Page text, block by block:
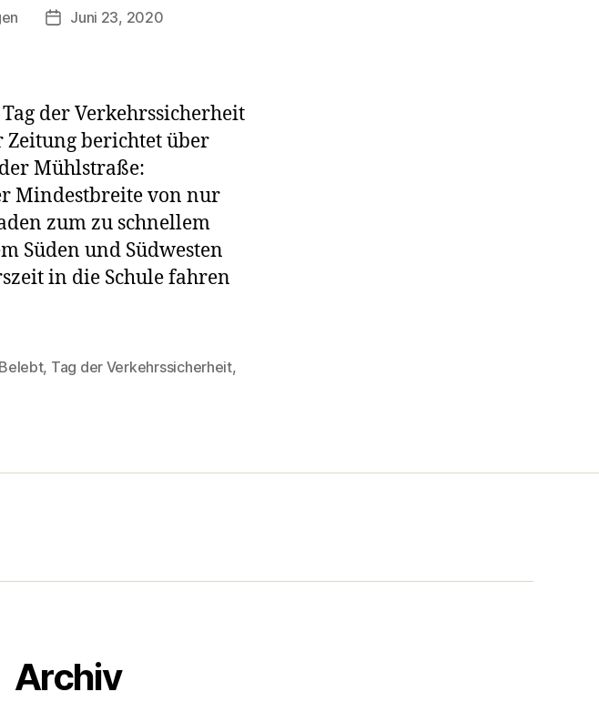
Veröffentlichungsdatum
Juni 23, 2020
der Verkehrssicherheit
Zeitung berichtet über
Mühlstraße:
Mindestbreite von nur
zum zu schnellem
Süden und Südwesten
in die Schule fahren
, Tag der Verkehrssicherheit,
Archiv